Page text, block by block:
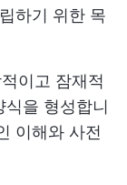
하기 위한 목
이고 잠재적
식을 형성합니
이해와 사전